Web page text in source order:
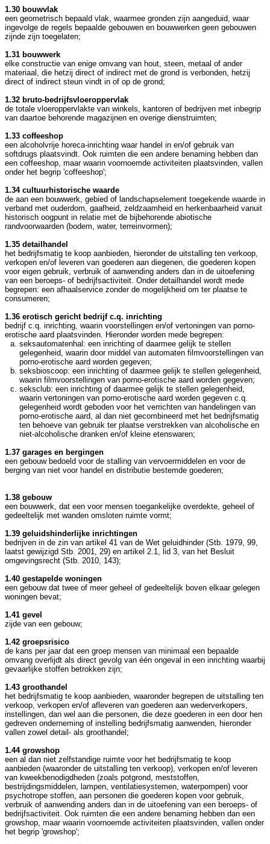
1.30 bouwvlak
een geometrisch bepaald vlak, waarmee gronden zijn aangeduid, waar
ingevolge de regels bepaalde gebouwen en bouwwerken geen gebouwen
zijnde zijn toegelaten;
1.31 bouwwerk
elke constructie van enige omvang van hout, steen, metaal of ander
materiaal, die hetzij direct of indirect met de grond is verbonden, hetzij
direct of indirect steun vindt in of op de grond;
1.32 bruto-bedrijfsvloeroppervlak
de totale vloeroppervlakte van winkels, kantoren of bedrijven met inbegrip
van daartoe behorende magazijnen en overige dienstruimten;
1.33 coffeeshop
een alcoholvrije horeca-inrichting waar handel in en/of gebruik van
softdrugs plaatsvindt. Ook ruimten die een andere benaming hebben dan
een coffeeshop, maar waarin voornoemde activiteiten plaatsvinden, vallen
onder het begrip 'coffeeshop';
1.34 cultuurhistorische waarde
de aan een bouwwerk, gebied of landschapselement toegekende waarde in
verband met ouderdom, gaafheid, zeldzaamheid en herkenbaarheid vanuit
historisch oogpunt in relatie met de bijbehorende abiotische
randvoorwaarden (bodem, water, terreinvormen);
1.35 detailhandel
het bedrijfsmatig te koop aanbieden, hieronder de uitstalling ten verkoop,
verkopen en/of leveren van goederen aan diegenen, die goederen kopen
voor eigen gebruik, verbruik of aanwending anders dan in de uitoefening
van een beroeps- of bedrijfsactiviteit. Onder detailhandel wordt mede
begrepen: een afhaalservice zonder de mogelijkheid om ter plaatse te
consumeren;
1.36 erotisch gericht bedrijf c.q. inrichting
bedrijf c.q. inrichting, waarin voorstellingen en/of vertoningen van porno-
erotische aard plaatsvinden. Hieronder worden mede begrepen:
seksautomatenhal: een inrichting of daarmee gelijk te stellen
gelegenheid, waarin door middel van automaten filmvoorstellingen van
porno-erotische aard worden gegeven;
seksbioscoop: een inrichting of daarmee gelijk te stellen gelegenheid,
waarin filmvoorstellingen van porno-erotische aard worden gegeven;
seksclub: een inrichting of daarmee gelijk te stellen gelegenheid,
waarin vertoningen van porno-erotische aard worden gegeven c.q.
gelegenheid wordt geboden voor het verrichten van handelingen van
porno-erotische aard, al dan niet gecombineerd met het bedrijfsmatig
ten behoeve van gebruik ter plaatse verstrekken van alcoholische en
niet-alcoholische dranken en/of kleine etenswaren;
1.37 garages en bergingen
een gebouw bedoeld voor de stalling van vervoermiddelen en voor de
berging van niet voor handel en distributie bestemde goederen;
1.38 gebouw
een bouwwerk, dat een voor mensen toegankelijke overdekte, geheel of
gedeeltelijk met wanden omsloten ruimte vormt;
1.39 geluidshinderlijke inrichtingen
bedrijven in de zin van artikel 41 van de Wet geluidhinder (Stb. 1979, 99,
laatst gewijzigd Stb. 2001, 29) en artikel 2.1, lid 3, van het Besluit
omgevingsrecht (Stb. 2010, 143);
1.40 gestapelde woningen
een gebouw dat twee of meer geheel of gedeeltelijk boven elkaar gelegen
woningen bevat;
1.41 gevel
zijde van een gebouw;
1.42 groepsrisico
de kans per jaar dat een groep mensen van minimaal een bepaalde
omvang overlijdt als direct gevolg van één ongeval in een inrichting waarbij
gevaarlijke stoffen betrokken zijn;
1.43 groothandel
het bedrijfsmatig te koop aanbieden, waaronder begrepen de uitstalling ten
verkoop, verkopen en/of afleveren van goederen aan wederverkopers,
instellingen, dan wel aan die personen, die deze goederen in een door hen
gedreven onderneming of instelling bedrijfsmatig aanwenden, hieronder
vallen zowel detail- als groothandel;
1.44 growshop
een al dan niet zelfstandige ruimte voor het bedrijfsmatig te koop
aanbieden (waaronder de uitstalling ten verkoop), verkopen en/of leveren
van kweekbenodigdheden (zoals potgrond, meststoffen,
bestrijdingsmiddelen, lampen, ventilatiesystemen, waterpompen) voor
psychotrope stoffen, aan personen die goederen kopen voor gebruik,
verbruik of aanwending anders dan in de uitoefening van een beroeps- of
bedrijfsactiviteit. Ook ruimten die een andere benaming hebben dan een
growshop, maar waarin voornoemde activiteiten plaatsvinden, vallen onder
het begrip 'growshop';